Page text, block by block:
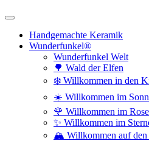
Handgemachte Keramik
Wunderfunkel®
Wunderfunkel Welt
🌳 Wald der Elfen
❄️ Willkommen in den
☀️ Willkommen im
🌹 Willkommen im
✨ Willkommen im
🏔️ Willkommen auf den